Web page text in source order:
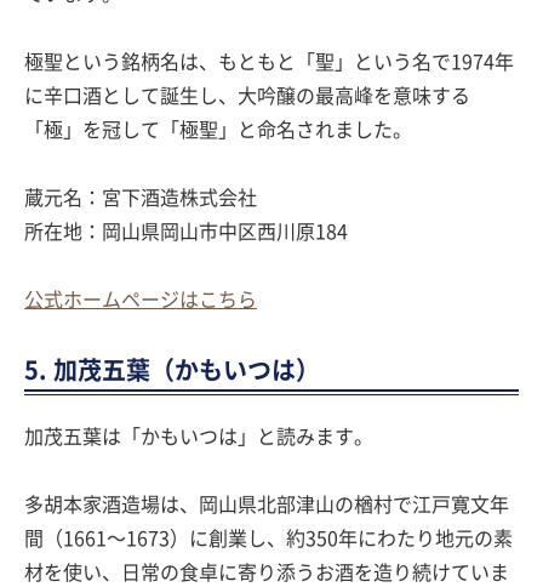
極聖という銘柄名は、もともと「聖」という名で1974年
に辛口酒として誕生し、大吟醸の最高峰を意味する
「極」を冠して「極聖」と命名されました。
蔵元名：宮下酒造株式会社
所在地：岡山県岡山市中区西川原184
公式ホームページはこちら
5. 加茂五葉（かもいつは）
加茂五葉は「かもいつは」と読みます。
多胡本家酒造場は、岡山県北部津山の楢村で江戸寛文年
間（1661〜1673）に創業し、約350年にわたり地元の素
材を使い、日常の食卓に寄り添うお酒を造り続けていま